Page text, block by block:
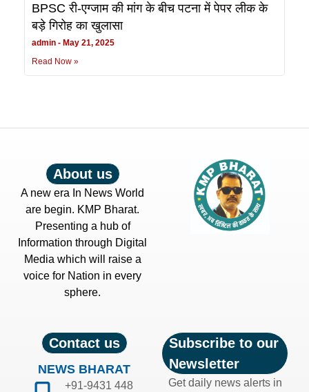
BPSC री-एग्जाम की मांग के बीच पटना में पेपर लीक के
बड़े गिरोह का खुलासा
admin
May 21, 2025
Read Now »
About us
A new era In News World
are begin. KMP Bharat.
Presenting a hub of
Information through Digital
Media which will raise a
voice for Nation in every
sphere.
Contact us
NEWS BHARAT
+91-9431 448
Subscribe to our
Newsletter
Get daily news alerts in